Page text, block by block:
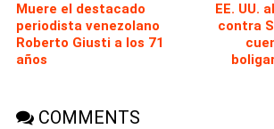
Muere el destacado
periodista venezolano
Roberto Giusti a los 71
años
EE. UU.
contra
COMMENTS